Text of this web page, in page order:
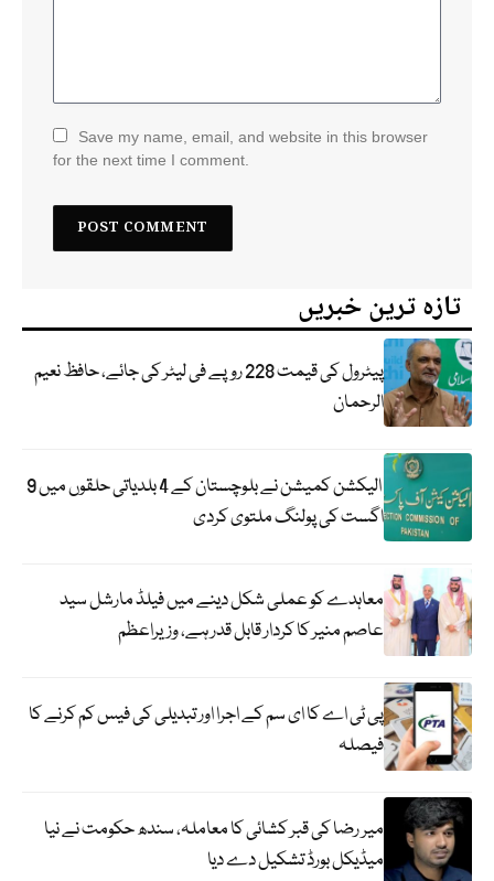
Save my name, email, and website in this browser
for the next time I comment.
تازہ ترین خبریں
پیٹرول کی قیمت 228 روپے فی لیٹر کی جائے، حافظ نعیم
الرحمان
الیکشن کمیشن نے بلوچستان کے 4 بلدیاتی حلقوں میں 9
اگست کی پولنگ ملتوی کردی
معاہدے کو عملی شکل دینے میں فیلڈ مارشل سید
عاصم منیر کا کردار قابل قدر ہے، وزیراعظم
پی ٹی اے کا ای سم کے اجرا اور تبدیلی کی فیس کم کرنے کا
فیصلہ
میر رضا کی قبر کشائی کا معاملہ، سندھ حکومت نے نیا
میڈیکل بورڈ تشکیل دے دیا